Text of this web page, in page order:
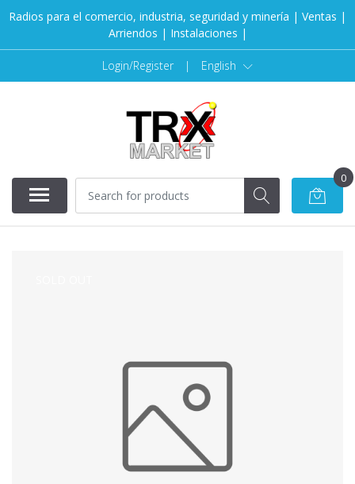
Radios para el comercio, industria, seguridad y minería | Ventas |
Arriendos | Instalaciones |
Login/Register | English
0